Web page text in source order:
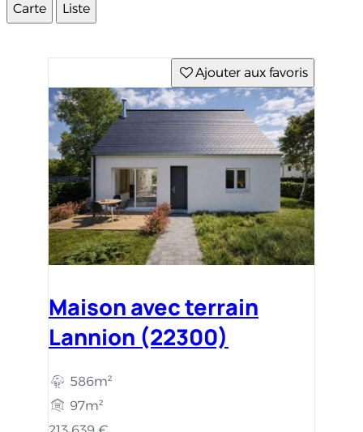
Carte Liste
Ajouter aux favoris
Maison avec terrain
Lannion (22300)
586m²
97m²